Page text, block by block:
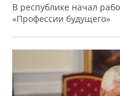
В республике начал
«Профессии будущего»